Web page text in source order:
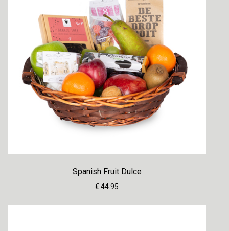
Spanish Fruit Dulce
€ 44.95